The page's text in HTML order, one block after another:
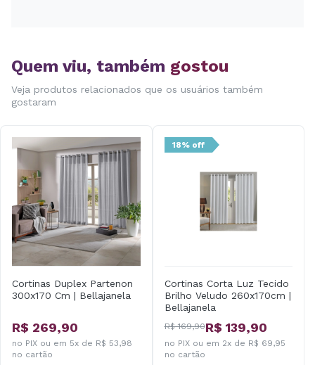
Quem viu, também gostou
Veja produtos relacionados que os usuários também
gostaram
Cortinas Duplex Partenon
300x170 Cm | Bellajanela
R$ 269,90
no PIX ou em 5x de R$ 53,98
no cartão
18% off
Cortinas Corta Luz Tecido
Brilho Veludo 260x170cm |
Bellajanela
R$ 169,90R$ 139,90
no PIX ou em 2x de R$ 69,95
no cartão